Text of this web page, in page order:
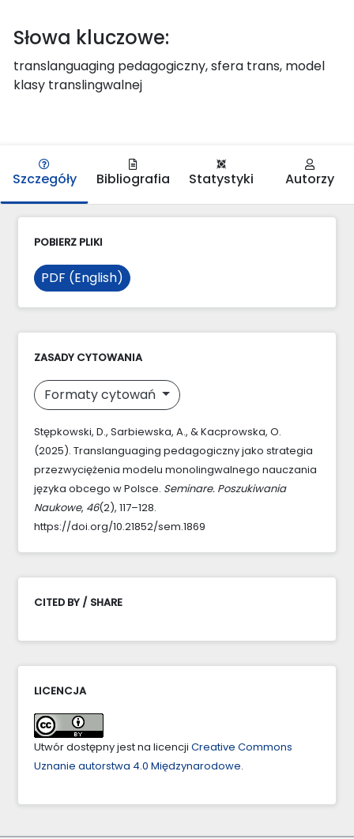
Słowa kluczowe:
translanguaging pedagogiczny, sfera trans, model
klasy translingwalnej
Szczegóły Bibliografia Statystyki Autorzy
POBIERZ PLIKI
PDF (English)
ZASADY CYTOWANIA
Formaty cytowań
Stępkowski, D., Sarbiewska, A., & Kacprowska, O.
(2025). Translanguaging pedagogiczny jako strategia
przezwyciężenia modelu monolingwalnego nauczania
języka obcego w Polsce. Seminare. Poszukiwania
Naukowe, 46(2), 117–128.
https://doi.org/10.21852/sem.1869
CITED BY / SHARE
LICENCJA
Utwór dostępny jest na licencji Creative Commons
Uznanie autorstwa 4.0 Międzynarodowe.